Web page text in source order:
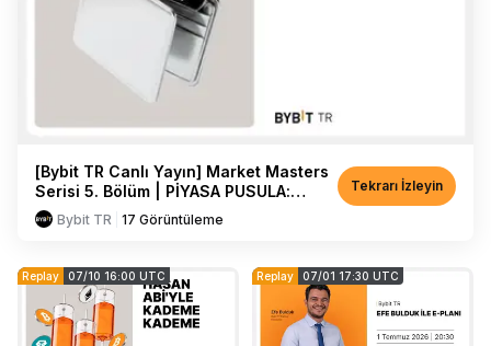
[Bybit TR Canlı Yayın] Market Masters
Serisi 5. Bölüm | PİYASA PUSULA:
EMRE BAYIR
Bybit TR 17 Görüntüleme
Tekrarı İzleyin
Replay 07/10 16:00 UTC Replay 07/01 17:30 UTC